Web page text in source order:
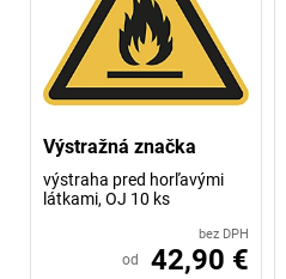
Výstražná značka
výstraha pred horľavými
látkami, OJ 10 ks
bez DPH
od 42,90 €